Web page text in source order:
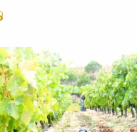
aux favoris